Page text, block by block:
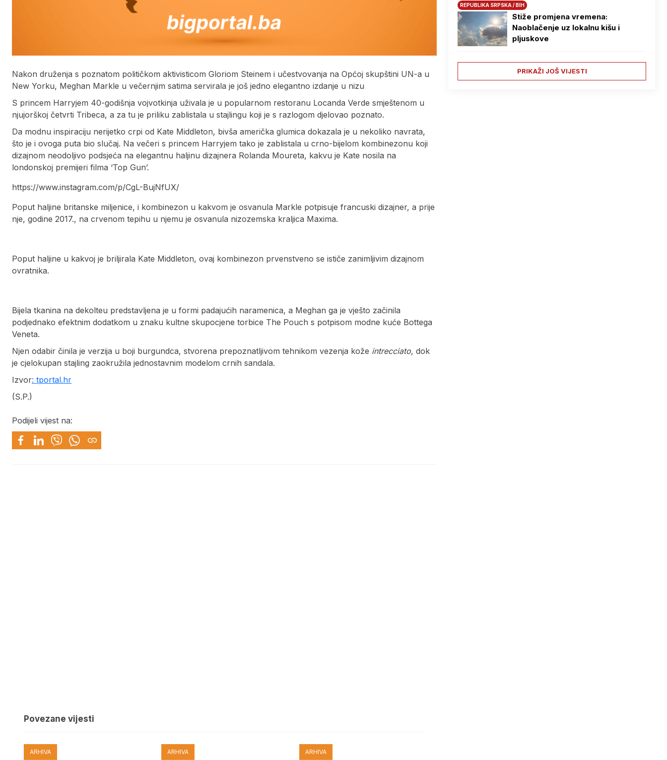
Nakon druženja s poznatom političkom aktivisticom Gloriom Steinem i učestvovanja na Općoj skupštini UN-a u
New Yorku, Meghan Markle u večernjim satima servirala je još jedno elegantno izdanje u nizu
S princem Harryjem 40-godišnja vojvotkinja uživala je u popularnom restoranu Locanda Verde smještenom u
njujorškoj četvrti Tribeca, a za tu je priliku zablistala u stajlingu koji je s razlogom djelovao poznato.
Da modnu inspiraciju nerijetko crpi od Kate Middleton, bivša američka glumica dokazala je u nekoliko navrata,
što je i ovoga puta bio slučaj. Na večeri s princem Harryjem tako je zablistala u crno-bijelom kombinezonu koji
dizajnom neodoljivo podsjeća na elegantnu haljinu dizajnera Rolanda Moureta, kakvu je Kate nosila na
londonskoj premijeri filma ‘Top Gun’.
https://www.instagram.com/p/CgL-BujNfUX/
Poput haljine britanske miljenice, i kombinezon u kakvom je osvanula Markle potpisuje francuski dizajner, a prije
nje, godine 2017., na crvenom tepihu u njemu je osvanula nizozemska kraljica Maxima.
Poput haljine u kakvoj je briljirala Kate Middleton, ovaj kombinezon prvenstveno se ističe zanimljivim dizajnom
ovratnika.
Bijela tkanina na dekolteu predstavljena je u formi padajućih naramenica, a Meghan ga je vješto začinila
podjednako efektnim dodatkom u znaku kultne skupocjene torbice The Pouch s potpisom modne kuće Bottega
Veneta.
Njen odabir činila je verzija u boji burgundca, stvorena prepoznatljivom tehnikom vezenja kože intrecciato, dok
je cjelokupan stajling zaokružila jednostavnim modelom crnih sandala.
Izvor: tportal.hr
(S.P.)
Podijeli vijest na:
Povezane vijesti
ARHIVA ARHIVA ARHIVA
REPUBLIKA SRPSKA / BIH
Stiže promjena vremena:
Naoblačenje uz lokalnu kišu i
pljuskove
PRIKAŽI JOŠ VIJESTI